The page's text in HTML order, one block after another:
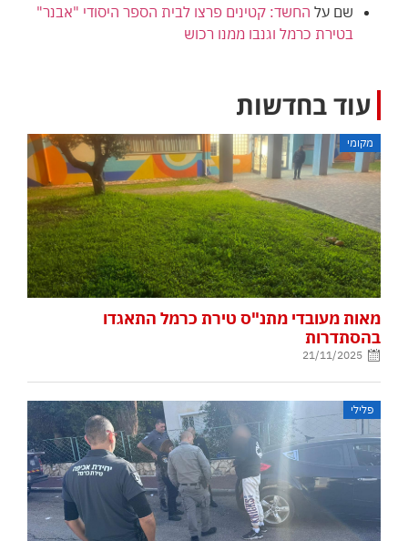
שם על החשד: קטינים פרצו לבית הספר היסודי "אבנר"
בטירת כרמל וגנבו ממנו רכוש
עוד בחדשות
מקומי
מאות מעובדי מתנ"ס טירת כרמל התאגדו
בהסתדרות
21/11/2025
פלילי